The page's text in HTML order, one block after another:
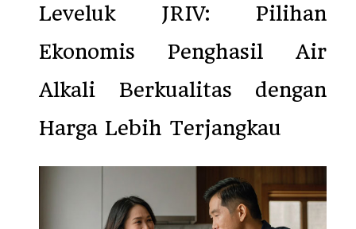
Leveluk JRIV: Pilihan
Ekonomis Penghasil Air
Alkali Berkualitas dengan
Harga Lebih Terjangkau